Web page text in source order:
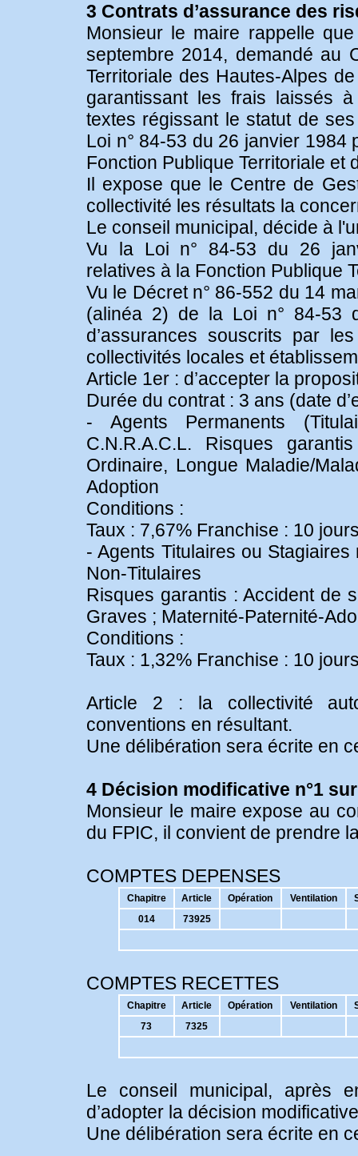
3 Contrats d’assurance des
Monsieur le maire rappelle
septembre 2014, demandé au
Territoriale des Hautes-Alpes
garantissant les frais laissés
textes régissant le statut de
Loi n° 84-53 du 26 janvier 1984
Fonction Publique Territoriale et
Il expose que le Centre de
collectivité les résultats la
Le conseil municipal, décide à
Vu la Loi n° 84-53 du 26
relatives à la Fonction Publique
Vu le Décret n° 86-552 du 14
(alinéa 2) de la Loi n° 84-53
d’assurances souscrits par
collectivités locales et
Article 1er : d’accepter la
Durée du contrat : 3 ans (date
- Agents Permanents
C.N.R.A.C.L. Risques
Ordinaire, Longue Maladie/
Adoption
Conditions :
Taux : 7,67% Franchise : 10
- Agents Titulaires ou
Non-Titulaires
Risques garantis : Accident de
Graves ; Maternité-Paternité-
Conditions :
Taux : 1,32% Franchise : 10
Article 2 : la collectivité
conventions en résultant.
Une délibération sera écrite en
4 Décision modificative n°1
Monsieur le maire expose au
du FPIC, il convient de prendre
COMPTES DEPENSES
Chapitre Article Opération Ventilation
014
73925
COMPTES RECETTES
Chapitre Article Opération Ventilation
73
7325
Le conseil municipal, après
d’adopter la décision
Une délibération sera écrite en